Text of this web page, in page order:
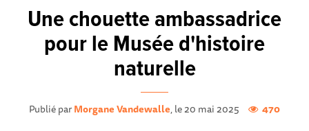
Une chouette ambassadrice
pour le Musée d'histoire
naturelle
Publié parMorgane Vandewalle, le 20 mai 2025 470